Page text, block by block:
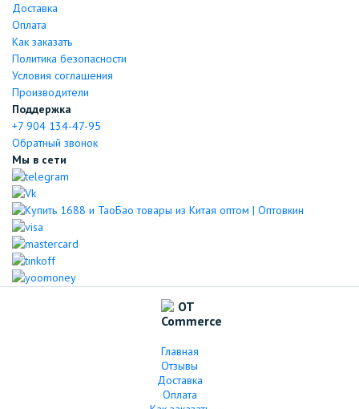
Доставка
Оплата
Как заказать
Политика безопасности
Условия соглашения
Производители
Поддержка
+7 904 134-47-95
Обратный звонок
Мы в сети
Главная
Отзывы
Доставка
Оплата